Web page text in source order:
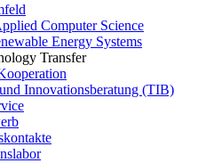
Computer Science
Energy Systems
Transfer
Innovationsberatung (TIB)